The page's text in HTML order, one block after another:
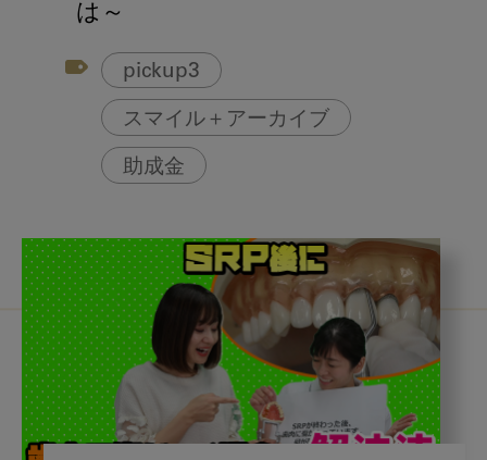
コンポジットレジン
は～
pickup3
スマイル＋アーカイブ
助成金